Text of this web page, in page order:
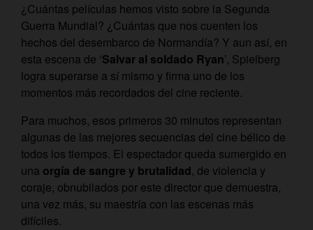
¿Cuántas películas hemos visto sobre la Segunda
Guerra Mundial? ¿Cuántas que nos cuenten los
hechos del desembarco de Normandía? Y aun así, en
esta escena de ‘Salvar al soldado Ryan’, Spielberg
logra superarse a sí mismo y firma uno de los
momentos más recordados del cine reciente.
Para muchos, esos primeros 30 minutos representan
algunas de las mejores secuencias del cine bélico de
todos los tiempos. El espectador queda sumergido en
una orgía de sangre y brutalidad, de violencia y
coraje, obnubilados por este director que demuestra,
una vez más, su maestría con las escenas más
difíciles.